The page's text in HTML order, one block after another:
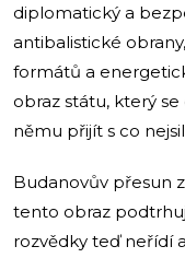
diplomatický a
antibalistické
formátů a
obraz státu, který
němu přijít s co
Budanovův přesun
tento obraz
rozvědky teď neřídí